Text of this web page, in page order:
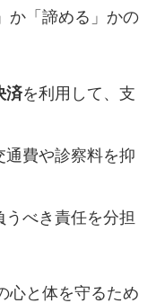
か「諦める」かの
済を利用して、支
通費や診察料を抑
うべき責任を分担
心と体を守るため